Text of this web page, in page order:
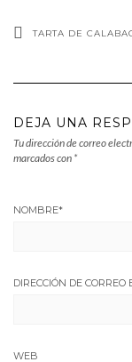
TARTA DE
DEJA UNA
Tu dirección de correo
marcados con *
NOMBRE*
DIRECCIÓN DE CORREO
WEB